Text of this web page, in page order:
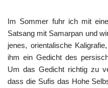
Im Sommer fuhr ich mit
Satsang mit Samarpan und
jenes, orientalische
ihm ein Gedicht des
Um das Gedicht richtig zu
dass die Sufis das Hohe